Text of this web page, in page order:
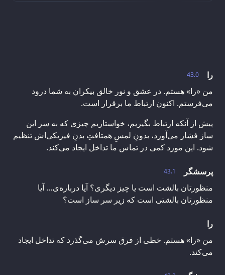
43.0
را
من «را» هستم. در عشق و نور خالق بیکران به شما درود
می‌فرستم. اکنون ارتباط ما برقرار است.
پیش از آنکه ارتباط بگیریم، خواستاریم چیزی که به سر این
ساز فشار می‌آورد، بدونِ لمسِ همتافتِ بدنِ فیزیکی‌اش تنظیم
شود. این مورد کمی در تماس ما تداخل ایجاد می‌کند.
43.1
پرسشگر
منظورتان بالشت است یا چیز دیگری؟ آیا درباره‌ی… آیا
منظورتان بالشتی است که زیر سر ساز است؟
را
من «را» هستم. خطی از فرق سرش می‌گذرد که تداخل ایجاد
می‌کند.